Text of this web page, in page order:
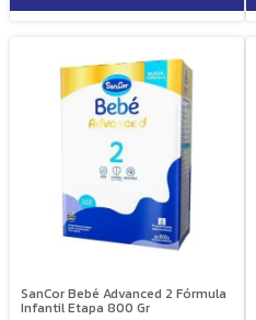
SanCor Bebé Advanced 2 Fórmula
Infantil Etapa 800 Gr